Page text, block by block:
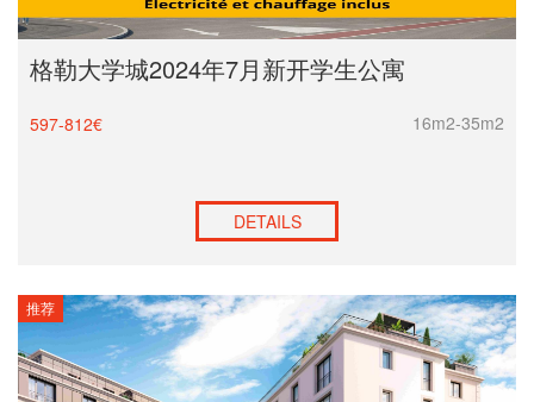
格勒大学城2024年7月新开学生公寓
597-812€ 16m2-35m2
DETAILS
推荐